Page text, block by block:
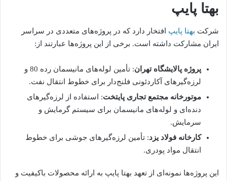
بهتا پایپ
شرکت بهتا پایپ افتخار دارد که در پروژه‌های متعددی در سراسر
ایران مشارکت داشته است. برخی از این پروژه‌ها عبارتند از:
پروژه پالایشگاه تهران
: تأمین لوله‌های مانیسمان رده 80 و
لرزه‌گیرهای آکاردئونی فلنج‌دار برای خطوط انتقال نفت.
موتورخانه مجتمع تجاری پایتخت: استفاده از لرزه‌گیرهای
دنده‌ای و لوله‌های مانیسمان برای سیستم گرمایش و
سرمایش.
کارخانه فولاد یزد: تأمین لرزه‌گیرهای جوشی برای خطوط
انتقال مواد پودری.
این پروژه‌ها نمونه‌ای از تعهد بهتا پایپ به ارائه محصولات باکیفیت و